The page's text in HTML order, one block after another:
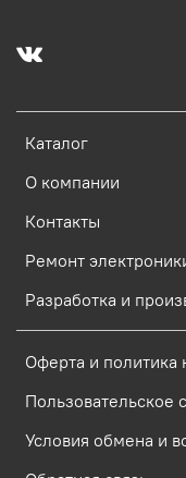
Каталог
О компании
Контакты
Ремонт
Разработка и
Оферта и политика
Пользовательское
Условия обмена и